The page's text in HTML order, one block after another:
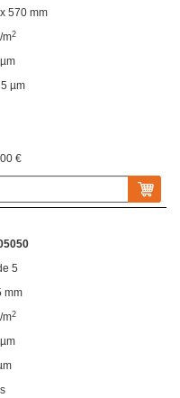
570 mm
m2
µm
€
5
mm
m2